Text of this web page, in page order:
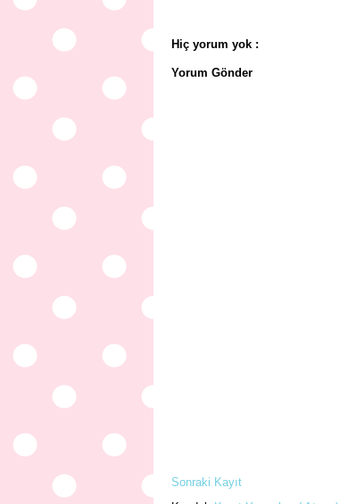
Hiç yorum yok :
Yorum Gönder
Sonraki Kayıt